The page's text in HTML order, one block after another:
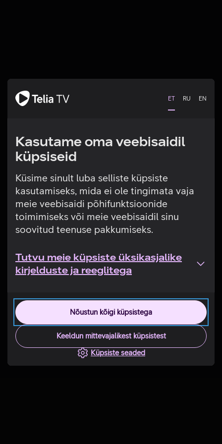
ET RU EN
Kasutame oma veebisaidil
küpsiseid
Küsime sinult luba selliste küpsiste
kasutamiseks, mida ei ole tingimata vaja
meie veebisaidi põhifunktsioonide
toimimiseks või meie veebisaidil sinu
soovitud teenuse pakkumiseks.
Tutvu meie küpsiste üksikasjalike
kirjelduste ja reeglitega
Nõustun kõigi küpsistega
Keeldun mittevajalikest küpsistest
Küpsiste seaded
Tehniline viga